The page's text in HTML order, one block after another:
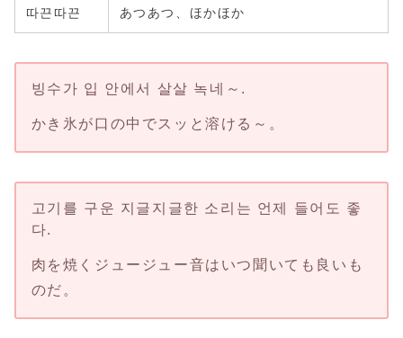
따끈따끈 あつあつ、ほかほか
빙수가 입 안에서 살살 녹네～.
かき氷が口の中でスッと溶ける～。
고기를 구운 지글지글한 소리는 언제 들어도 좋
다.
肉を焼くジュージュー音はいつ聞いても良いも
のだ。